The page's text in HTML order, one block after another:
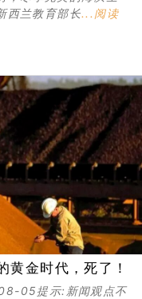
兰教育部长...阅读
黄金时代，死了！
05提示:新闻观点不